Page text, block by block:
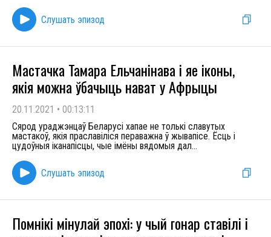
Слушать эпизод
Мастачка Тамара Ельчанінава і яе іконы,
якія можна ўбачыць нават у Афрыцы
20.11.2021 • 00:13:11
Сярод ураджэнцаў Беларусі хапае не толькі славутых
мастакоў, якія праславіліся пераважна ў жывапісе. Ёсць і
цудоўныя іканапісцы, чые імёны вядомыя дал...
Слушать эпизод
Помнікі мінулай эпохі: у чый гонар ставілі і